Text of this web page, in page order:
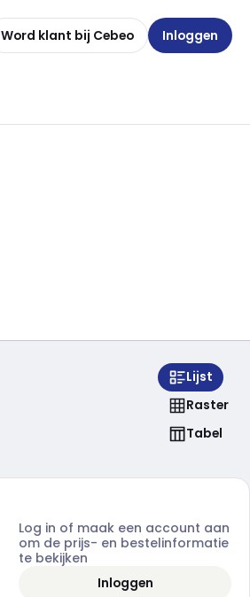
Word klant bij Cebeo Inloggen
Lijst
Raster
Tabel
Log in of maak een account aan
om de prijs- en bestelinformatie
te bekijken
Inloggen